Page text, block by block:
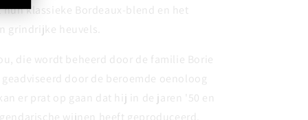
klassieke Bordeaux-blend en het
grindrijke heuvels.
die wordt beheerd door de familie Borie
door de beroemde oenoloog
er prat op gaan dat hij in de jaren '50 en
wijnen heeft geproduceerd.